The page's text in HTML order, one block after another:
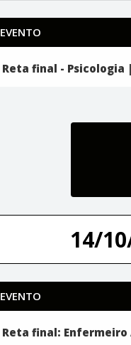
EVENTO
Reta final - Psicologia
14/
EVENTO
Reta final: Enfermeiro